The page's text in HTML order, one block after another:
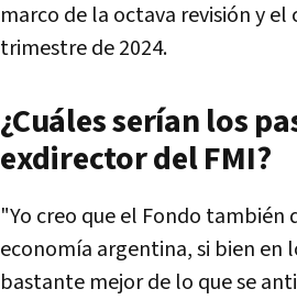
marco de la octava revisión y
trimestre de 2024.
¿Cuáles serían los
exdirector del FMI?
"Yo creo que el Fondo también
economía argentina, si bien en
bastante mejor de lo que se